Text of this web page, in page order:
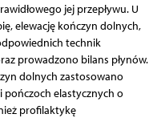
jej przepływu. U
elewację kończyn dolnych,
technik
prowadzono bilans płynów.
dolnych zastosowano
elastycznych o
profilaktykę